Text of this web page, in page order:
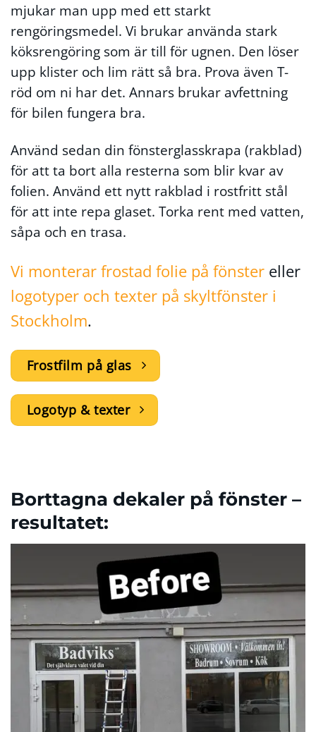
mjukar man upp med ett starkt
rengöringsmedel. Vi brukar använda stark
köksrengöring som är till för ugnen. Den löser
upp klister och lim rätt så bra. Prova även T-
röd om ni har det. Annars brukar avfettning
för bilen fungera bra.
Använd sedan din fönsterglasskrapa (rakblad)
för att ta bort alla resterna som blir kvar av
folien. Använd ett nytt rakblad i rostfritt stål
för att inte repa glaset. Torka rent med vatten,
såpa och en trasa.
Vi monterar frostad folie på fönster eller
logotyper och texter på skyltfönster i
Stockholm.
Frostfilm på glas
Logotyp & texter
Borttagna dekaler på fönster –
resultatet: